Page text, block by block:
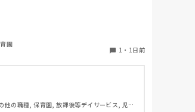
が5,000円ほどオーバーします
大きい金額なので、この時点で応
すが、皆さんならどうしますか？
園
1 ・ 1日前
他の職種, 保育園, 放課後等デイサービス, 児童